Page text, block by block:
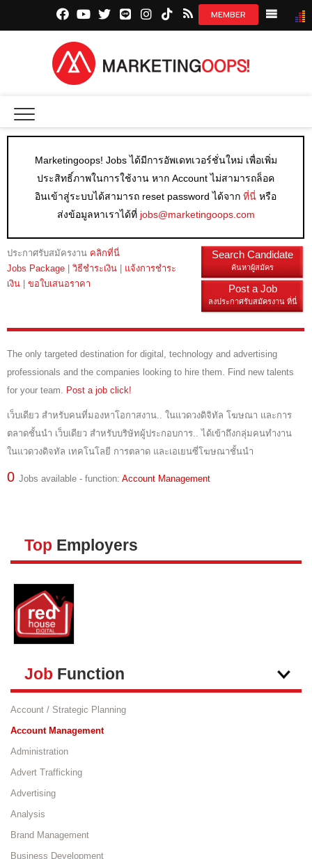
MEDIA
INSIGHT
DIGITAL
JOBS
JOBS
วิธีลงปร
วิธีชำระ
facebook.com
youtube.com
twitter.com
line.meinstagram.com
tiktok.com
Marketingoops! Jobs ได้มีการอัพเดทเวอร์ชั่นใหม่ เพื่อเพิ่ม
ประสิทธิ์ภาพในการใช้งาน หาก Account ไม่สามารถล็อค
อินเข้าสู่ระบบได้สามารถ reset password ได้จาก ที่นี่ หรือ
ส่งข้อมูลหาเราได้ที่ jobs@marketingoops.com
ประกาศรับสมัครงาน คลิกที่นี่
Jobs Package
วิธีชำระเงิน
แจ้งการชำระ
เงิน
ขอใบเสนอราคา
Search Candidate
ค้นหาผู้สมัคร
Post a Job
ลงประกาศรับสมัครงาน ที่นี่
The only targeted destination for digital, technology and advertising
professionals and the companies looking to hire them. Find new talents
for your team. Post a job click!
เว็บเดียว สำหรับคนที่มองหาโอกาสงาน.. ในแวดวงดิจิทัล โฆษณา และการ
ตลาดชั้นนำ เว็บเดียว สำหรับบริษัทผู้ประกอบการ.. ได้เข้าถึงกลุ่มคนทำงาน
ในแวดวงดิจทัล เทคโนโลยี การตลาด และเอเยนซี่โฆษณาชั้นนำ
0 Jobs available - function: Account Management
Top Employers
Job Function
Account / Strategic Planning
Account Management
Administration
Advert Trafficking
Advertising
Analysis
Brand Management
Business Development